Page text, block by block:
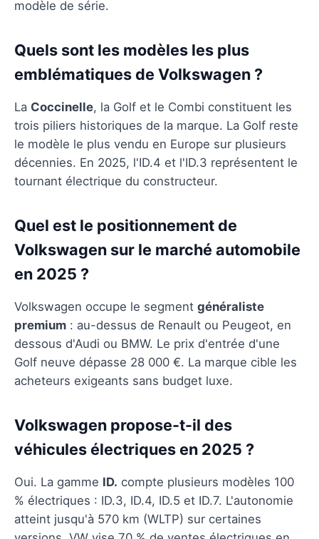
modèle de série.
Quels sont les modèles les plus
emblématiques de Volkswagen ?
La Coccinelle, la Golf et le Combi constituent les
trois piliers historiques de la marque. La Golf reste
le modèle le plus vendu en Europe sur plusieurs
décennies. En 2025, l'ID.4 et l'ID.3 représentent le
tournant électrique du constructeur.
Quel est le positionnement de
Volkswagen sur le marché automobile
en 2025 ?
Volkswagen occupe le segment généraliste
premium : au-dessus de Renault ou Peugeot, en
dessous d'Audi ou BMW. Le prix d'entrée d'une
Golf neuve dépasse 28 000 €. La marque cible les
acheteurs exigeants sans budget luxe.
Volkswagen propose-t-il des
véhicules électriques en 2025 ?
Oui. La gamme ID. compte plusieurs modèles 100
% électriques : ID.3, ID.4, ID.5 et ID.7. L'autonomie
atteint jusqu'à 570 km (WLTP) sur certaines